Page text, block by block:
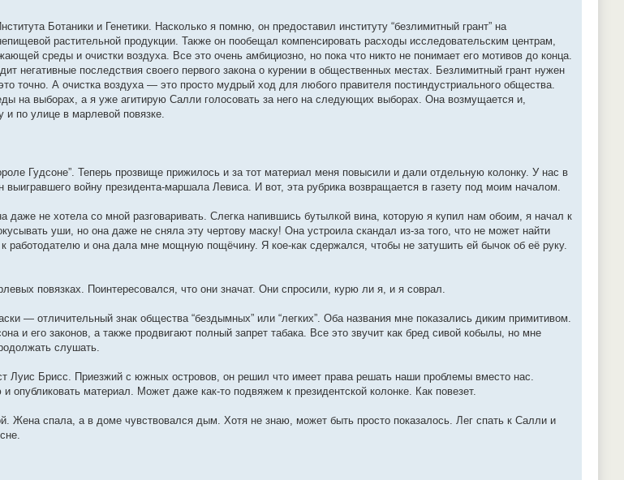
Ботаники и Генетики. Насколько я помню, он предоставил институту “безлимитный грант” на
растительной продукции. Также он пообещал компенсировать расходы исследовательским центрам,
среды и очистки воздуха. Все это очень амбициозно, но пока что никто не понимает его мотивов до конца.
негативные последствия своего первого закона о курении в общественных местах. Безлимитный грант нужен
точно. А очистка воздуха — это просто мудрый ход для любого правителя постиндустриального общества.
на выборах, а я уже агитирую Салли голосовать за него на следующих выборах. Она возмущается и,
и по улице в марлевой повязке.
Гудсоне”. Теперь прозвище прижилось и за тот материал меня повысили и дали отдельную колонку. У нас в
выигравшего войну президента-маршала Левиса. И вот, эта рубрика возвращается в газету под моим началом.
даже не хотела со мной разговаривать. Слегка напившись бутылкой вина, которую я купил нам обоим, я начал к
уши, но она даже не сняла эту чертову маску! Она устроила скандал из-за того, что не может найти
работодателю и она дала мне мощную пощёчину. Я кое-как сдержался, чтобы не затушить ей бычок об её руку.
повязках. Поинтересовался, что они значат. Они спросили, курю ли я, и я соврал.
— отличительный знак общества “бездымных” или “легких”. Оба названия мне показались диким примитивом.
и его законов, а также продвигают полный запрет табака. Все это звучит как бред сивой кобылы, но мне
слушать.
Луис Брисс. Приезжий с южных островов, он решил что имеет права решать наши проблемы вместо нас.
опубликовать материал. Может даже как-то подвяжем к президентской колонке. Как повезет.
Жена спала, а в доме чувствовался дым. Хотя не знаю, может быть просто показалось. Лег спать к Салли и